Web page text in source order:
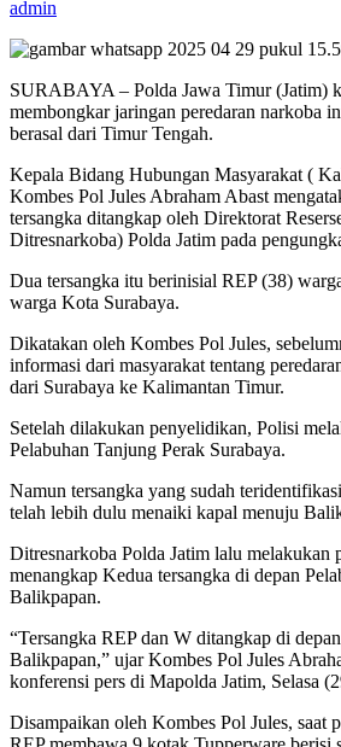
admin
SURABAYA – Polda Jawa Timur (Jatim)
membongkar jaringan peredaran narkoba
berasal dari Timur Tengah.
Kepala Bidang Hubungan Masyarakat (
Kombes Pol Jules Abraham Abast
tersangka ditangkap oleh Direktorat
Ditresnarkoba) Polda Jatim pada
Dua tersangka itu berinisial REP (38)
warga Kota Surabaya.
Dikatakan oleh Kombes Pol Jules,
informasi dari masyarakat tentang
dari Surabaya ke Kalimantan Timur.
Setelah dilakukan penyelidikan, Polisi
Pelabuhan Tanjung Perak Surabaya.
Namun tersangka yang sudah
telah lebih dulu menaiki kapal menuju
Ditresnarkoba Polda Jatim lalu melakukan
menangkap Kedua tersangka di depan
Balikpapan.
“Tersangka REP dan W ditangkap di
Balikpapan,” ujar Kombes Pol Jules
konferensi pers di Mapolda Jatim, Selasa
Disampaikan oleh Kombes Pol Jules, saat